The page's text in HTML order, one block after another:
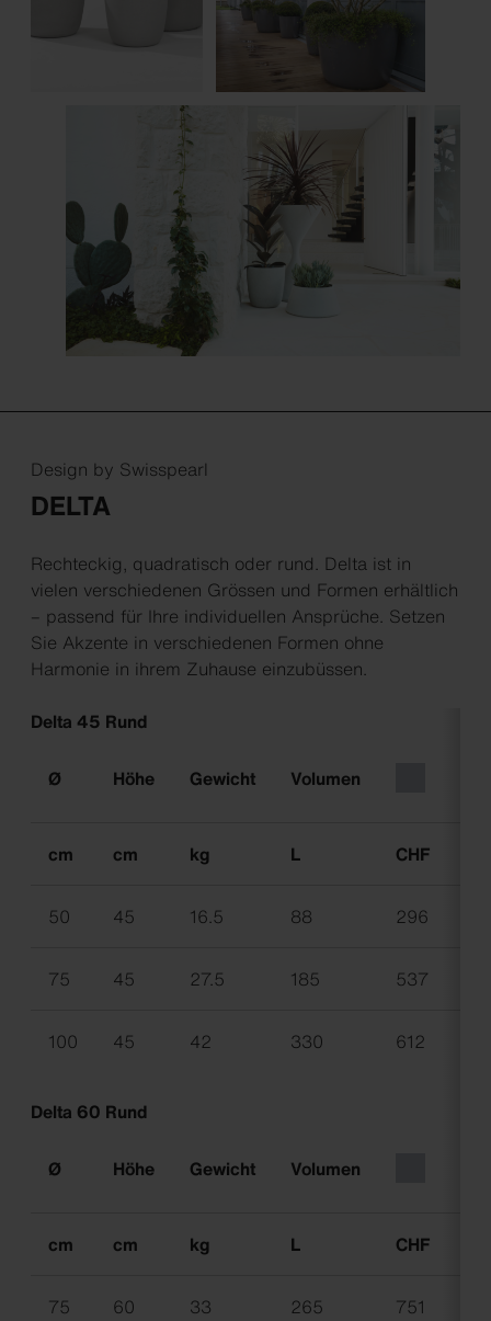
Design by Swisspearl
DELTA
Rechteckig, quadratisch oder rund. Delta ist in
vielen verschiedenen Grössen und Formen erhältlich
– passend für Ihre individuellen Ansprüche. Setzen
Sie Akzente in verschiedenen Formen ohne
Harmonie in ihrem Zuhause einzubüssen.
Delta 45 Rund
Ø Höhe Gewicht Volumen
cm cm kg L CHF
50 45 16.5 88 296
75 45 27.5 185 537
100 45 42 330 612
Delta 60 Rund
Ø Höhe Gewicht Volumen
cm cm kg L CHF
75 60 33 265 751